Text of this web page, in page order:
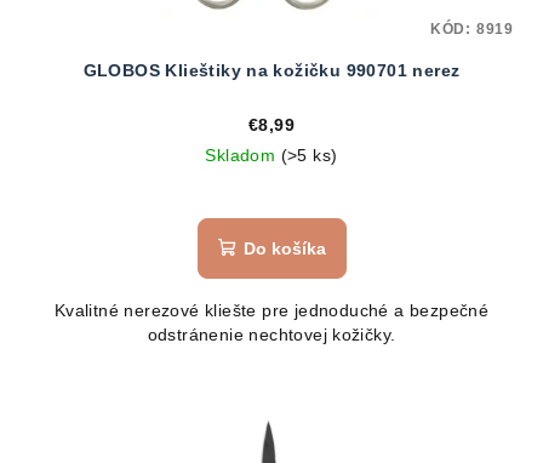
GLOBOS Klieštiky na kožičku 990701 nerez
€8,99
Skladom (>5 ks)
Do košíka
Kvalitné nerezové kliešte pre jednoduché a bezpečné
odstránenie nechtovej kožičky.
KÓD: 8919